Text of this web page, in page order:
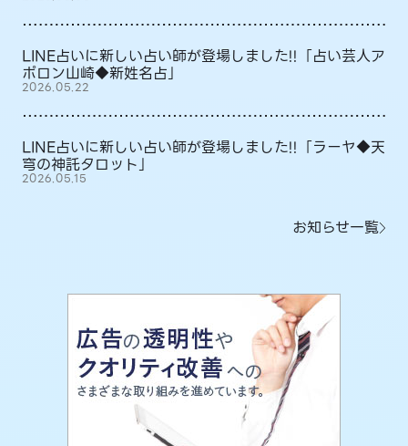
LINE占いに新しい占い師が登場しました!!「占い芸人ア
ポロン山崎◆新姓名占」
2026.05.22
LINE占いに新しい占い師が登場しました!!「ラーヤ◆天
穹の神託タロット」
2026.05.15
お知らせ一覧